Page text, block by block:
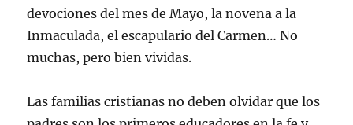
devociones del mes de Mayo, la novena a la
Inmaculada, el escapulario del Carmen… No
muchas, pero bien vividas.
Las familias cristianas no deben olvidar que los